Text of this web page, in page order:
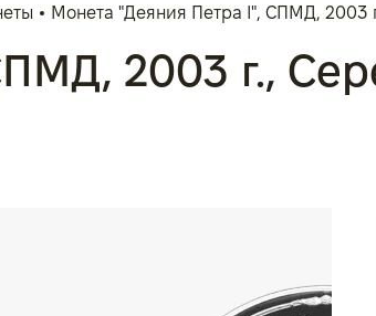
Монета "Деяния Петра I", СПМД, 2003
2003 г.,